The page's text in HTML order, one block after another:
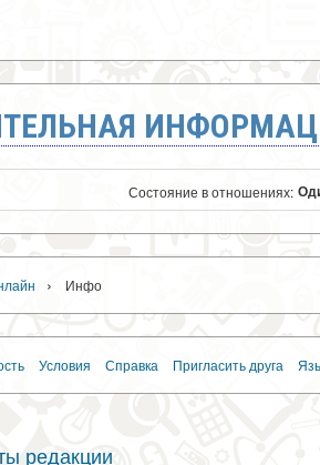
Состояние в отношениях:
› Инфо
Условия Справка Пригласить друга
редакции